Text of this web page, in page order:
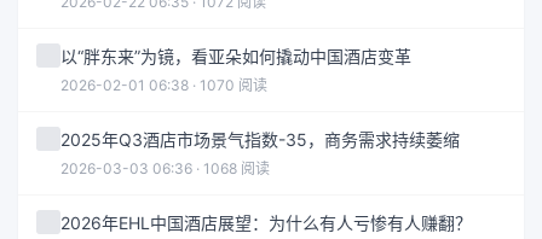
以“胖东来”为镜，看亚朵如何撬动中国酒店变革
2026-02-01 06:38 · 1070 阅读
2025年Q3酒店市场景气指数-35，商务需求持续萎缩
2026-03-03 06:36 · 1068 阅读
2026年EHL中国酒店展望：为什么有人亏惨有人赚翻？